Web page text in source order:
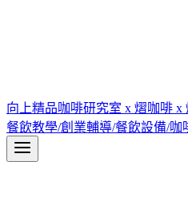
向上精品咖啡研究室 x 熠咖啡 x
餐飲教學/創業輔導/餐飲設備/